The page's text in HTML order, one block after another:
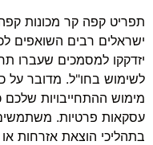
תפריט קפה קר מכונות
ישראלים רבים השואפים
יזדקקו למסמכים שעברו
לשימוש בחו"ל. מדובר על
מימוש ההתחייבויות
עסקאות פרטיות.
בתהליכי הוצאת אזרחות